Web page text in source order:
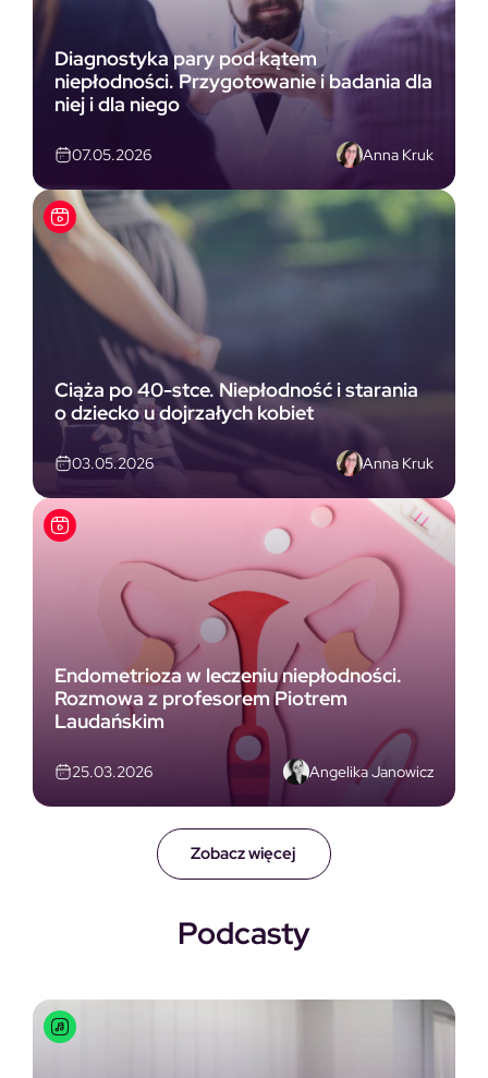
Zobacz więcej
Diagnostyka pary pod kątem
niepłodności. Przygotowanie i badania dla
niej i dla niego
07.05.2026 Anna Kruk
Ciąża po 40-stce. Niepłodność i starania
o dziecko u dojrzałych kobiet
03.05.2026 Anna Kruk
Endometrioza w leczeniu niepłodności.
Rozmowa z profesorem Piotrem
Laudańskim
25.03.2026 Angelika Janowicz
Podcasty